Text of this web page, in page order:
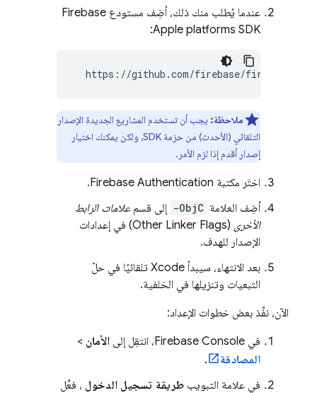
عندما يُطلب منك ذلك، أضِف مستودع Firebase
Apple platforms SDK:
https://github.com/firebase/firebase-
ملاحظة: يجب أن تستخدم المشاريع الجديدة الإصدار
التلقائي (الأحدث) من حزمة SDK، ولكن يمكنك اختيار
إصدار أقدم إذا لزم الأمر.
اختَر مكتبة Firebase Authentication
.
أضِف العلامة -ObjC إلى قسم علامات الرابط
الأخرى
(Other Linker Flags) في إعدادات
الإصدار للهدف.
بعد الانتهاء، سيبدأ Xcode تلقائيًا في حلّ
التبعيات وتنزيلها في الخلفية.
الآن، نفِّذ بعض خطوات الإعداد:
في
Firebase Console، انتقِل إلى الأمان >
المصادقة
.
في علامة التبويب طريقة تسجيل الدخول ، فعِّل